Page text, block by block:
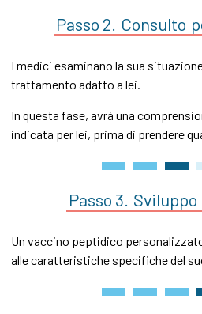
Passo 2. Consulto
I medici esaminano la sua
trattamento adatto a lei.
In questa fase, avrà una
indicata per lei, prima di prendere
Passo 3. Sviluppo
Un vaccino peptidico
alle caratteristiche specifiche del